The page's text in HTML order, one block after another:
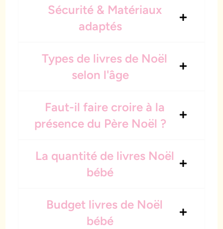
Sécurité & Matériaux
adaptés
Types de livres de Noël
selon l'âge
Faut-il faire croire à la
présence du Père Noël ?
La quantité de livres Noël
bébé
Budget livres de Noël
bébé